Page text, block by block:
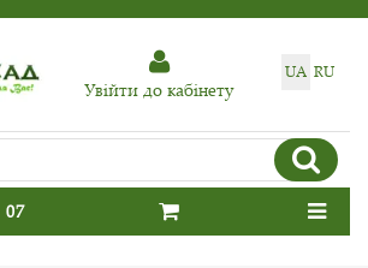
UA RU
Увiйти до кабiнету
07